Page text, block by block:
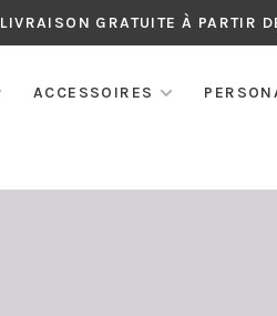
LIVRAISON GRATUITE À PARTIR
ACCESSOIRES